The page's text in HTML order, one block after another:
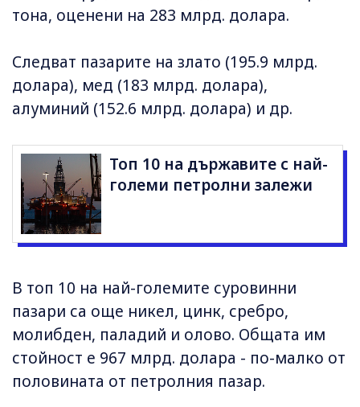
тона, оценени на 283 млрд. долара.
Следват пазарите на злато (195.9 млрд.
долара), мед (183 млрд. долара),
алуминий (152.6 млрд. долара) и др.
Топ 10 на държавите с най-
големи петролни залежи
В топ 10 на най-големите суровинни
пазари са още никел, цинк, сребро,
молибден, паладий и олово. Общата им
стойност е 967 млрд. долара - по-малко от
половината от петролния пазар.